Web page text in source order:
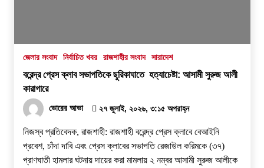
জেলার সংবাদ নির্বাচিত খবর রাজশাহীর সংবাদ সারাদেশ
বরেন্দ্র প্রেস ক্লাব সভাপতিকে ছুরিকাঘাতে হত্যাচেষ্টা: আসামী সুরুজ আলী
কারাগারে
ভোরের আভা ২৭ জুলাই, ২০২৬, ৩:১৫ অপরাহ্ন
নিজস্ব প্রতিবেদক, রাজশাহী: ​রাজশাহী বরেন্দ্র প্রেস ক্লাবে বেআইনি
প্রবেশ, চাঁদা দাবি এবং প্রেস ক্লাবের সভাপতি রেজাউল করিমকে (৩৭)
প্রাণঘাতী হামলার ঘটনায় দায়ের করা মামলায় ২ নম্বর আসামী সুরুজ আলীকে